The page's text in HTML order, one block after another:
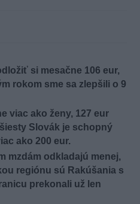
si mesačne 106 eur,
rokom sme sa zlepšili o 9
viac ako ženy, 127 eur
Slovák je schopný
ako 200 eur.
mzdám odkladajú menej,
regiónu sú Rakúšania s
prekonali už len